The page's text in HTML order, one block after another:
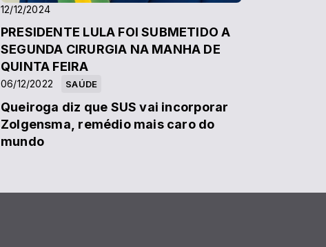
12/12/2024
PRESIDENTE LULA FOI SUBMETIDO A
SEGUNDA CIRURGIA NA MANHA DE
QUINTA FEIRA
SAÚDE
06/12/2022
Queiroga diz que SUS vai incorporar
Zolgensma, remédio mais caro do
mundo